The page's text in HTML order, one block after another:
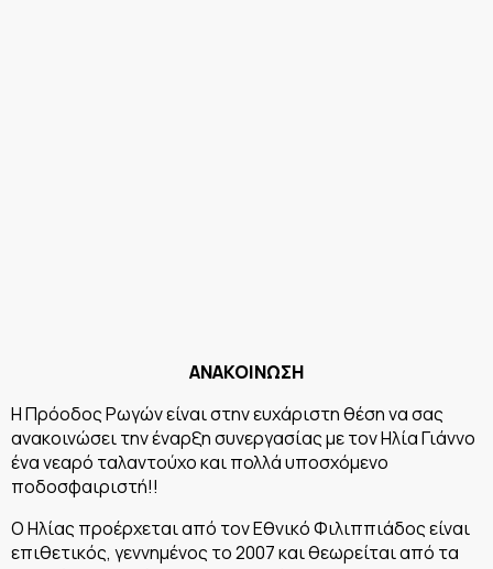
ΑΝΑΚΟΙΝΩΣΗ
Η Πρόοδος Ρωγών είναι στην ευχάριστη θέση να σας
ανακοινώσει την έναρξη συνεργασίας με τον Ηλία Γιάννο
ένα νεαρό ταλαντούχο και πολλά υποσχόμενο
ποδοσφαιριστή!!
Ο Ηλίας προέρχεται από τον Εθνικό Φιλιππιάδος είναι
επιθετικός, γεννημένος το 2007 και θεωρείται από τα